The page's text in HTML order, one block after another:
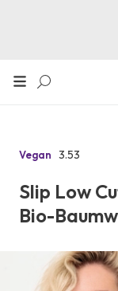
Zu
Reviews
3.53
Vegan
Slip Low
Bio-